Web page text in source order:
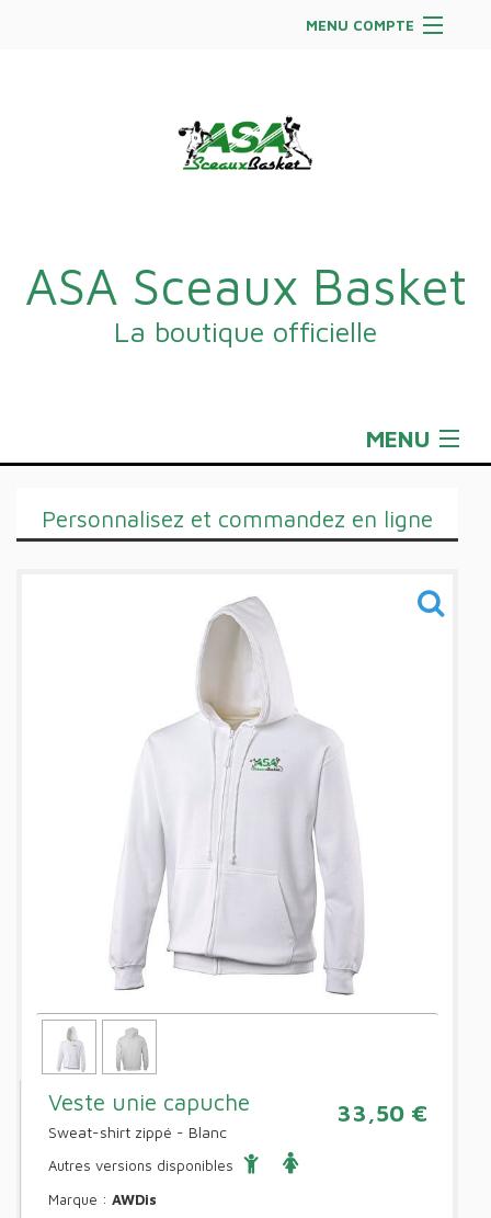
MENU COMPTE
Facebook
Se connecter
ASA Sceaux Basket
La boutique officielle
MENU
Training
Informations
Personnalisez et commandez en ligne
Veste unie capuche 33,50 €
Sweat-shirt zippé - Blanc
Autres versions disponibles
Marque : AWDis